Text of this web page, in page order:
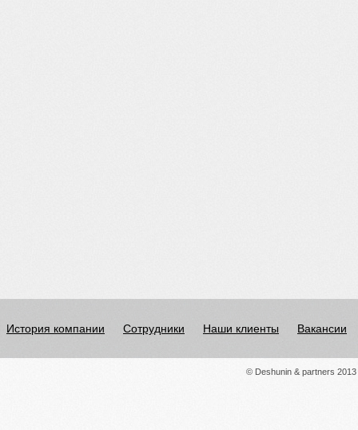
История компании Сотрудники Наши клиенты Вакансии
© Deshunin & partners 2013